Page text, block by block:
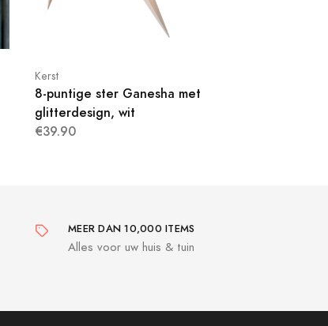
Kerst
8-puntige ster Ganesha met
glitterdesign, wit
€39.90
MEER DAN 10,000 ITEMS
Alles voor uw huis & tuin